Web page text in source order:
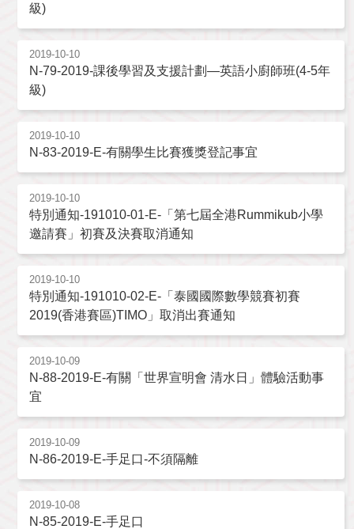
級)
2019-10-10
N-79-2019-課後學習及支援計劃—英語小廚師班(4-5年
級)
2019-10-10
N-83-2019-E-有關學生比賽獲獎登記事宜
2019-10-10
特別通知-191010-01-E-「第七屆全港Rummikub小學
邀請賽」初賽及決賽取消通知
2019-10-10
特別通知-191010-02-E-「泰國國際數學競賽初賽
2019(香港賽區)TIMO」取消出賽通知
2019-10-09
N-88-2019-E-有關「世界宣明會 清水日」體驗活動事
宜
2019-10-09
N-86-2019-E-手足口-不須隔離
2019-10-08
N-85-2019-E-手足口